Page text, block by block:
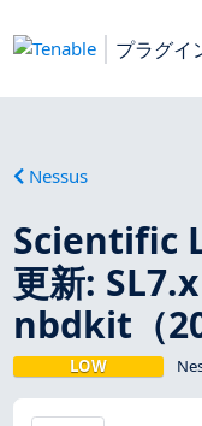
プラグイ
Nessus
Scientific
更新:
nbdkit（
LOW